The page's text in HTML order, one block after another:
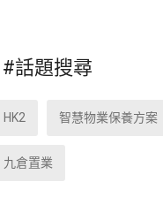
#話題搜尋
HK2 智慧物業保養方案
九倉置業